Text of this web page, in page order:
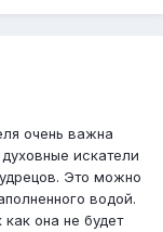
очень важна
искатели
Это можно
водой.
она не будет